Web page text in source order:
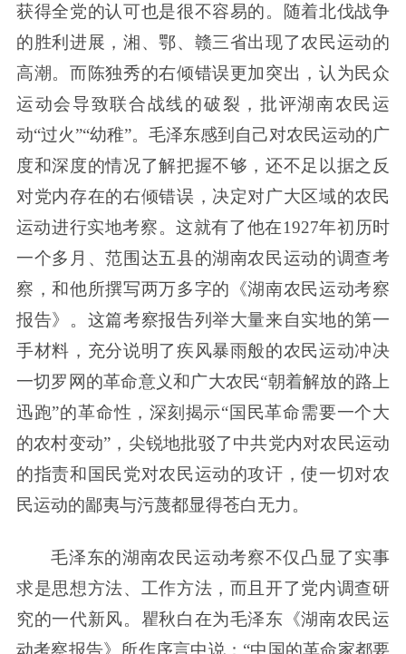
获得全党的认可也是很不容易的。随着北伐战争
的胜利进展，湘、鄂、赣三省出现了农民运动的
高潮。而陈独秀的右倾错误更加突出，认为民众
运动会导致联合战线的破裂，批评湖南农民运
动“过火”“幼稚”。毛泽东感到自己对农民运动的广
度和深度的情况了解把握不够，还不足以据之反
对党内存在的右倾错误，决定对广大区域的农民
运动进行实地考察。这就有了他在1927年初历时
一个多月、范围达五县的湖南农民运动的调查考
察，和他所撰写两万多字的《湖南农民运动考察
报告》。这篇考察报告列举大量来自实地的第一
手材料，充分说明了疾风暴雨般的农民运动冲决
一切罗网的革命意义和广大农民“朝着解放的路上
迅跑”的革命性，深刻揭示“国民革命需要一个大
的农村变动”，尖锐地批驳了中共党内对农民运动
的指责和国民党对农民运动的攻讦，使一切对农
民运动的鄙夷与污蔑都显得苍白无力。
毛泽东的湖南农民运动考察不仅凸显了实事
求是思想方法、工作方法，而且开了党内调查研
究的一代新风。瞿秋白在为毛泽东《湖南农民运